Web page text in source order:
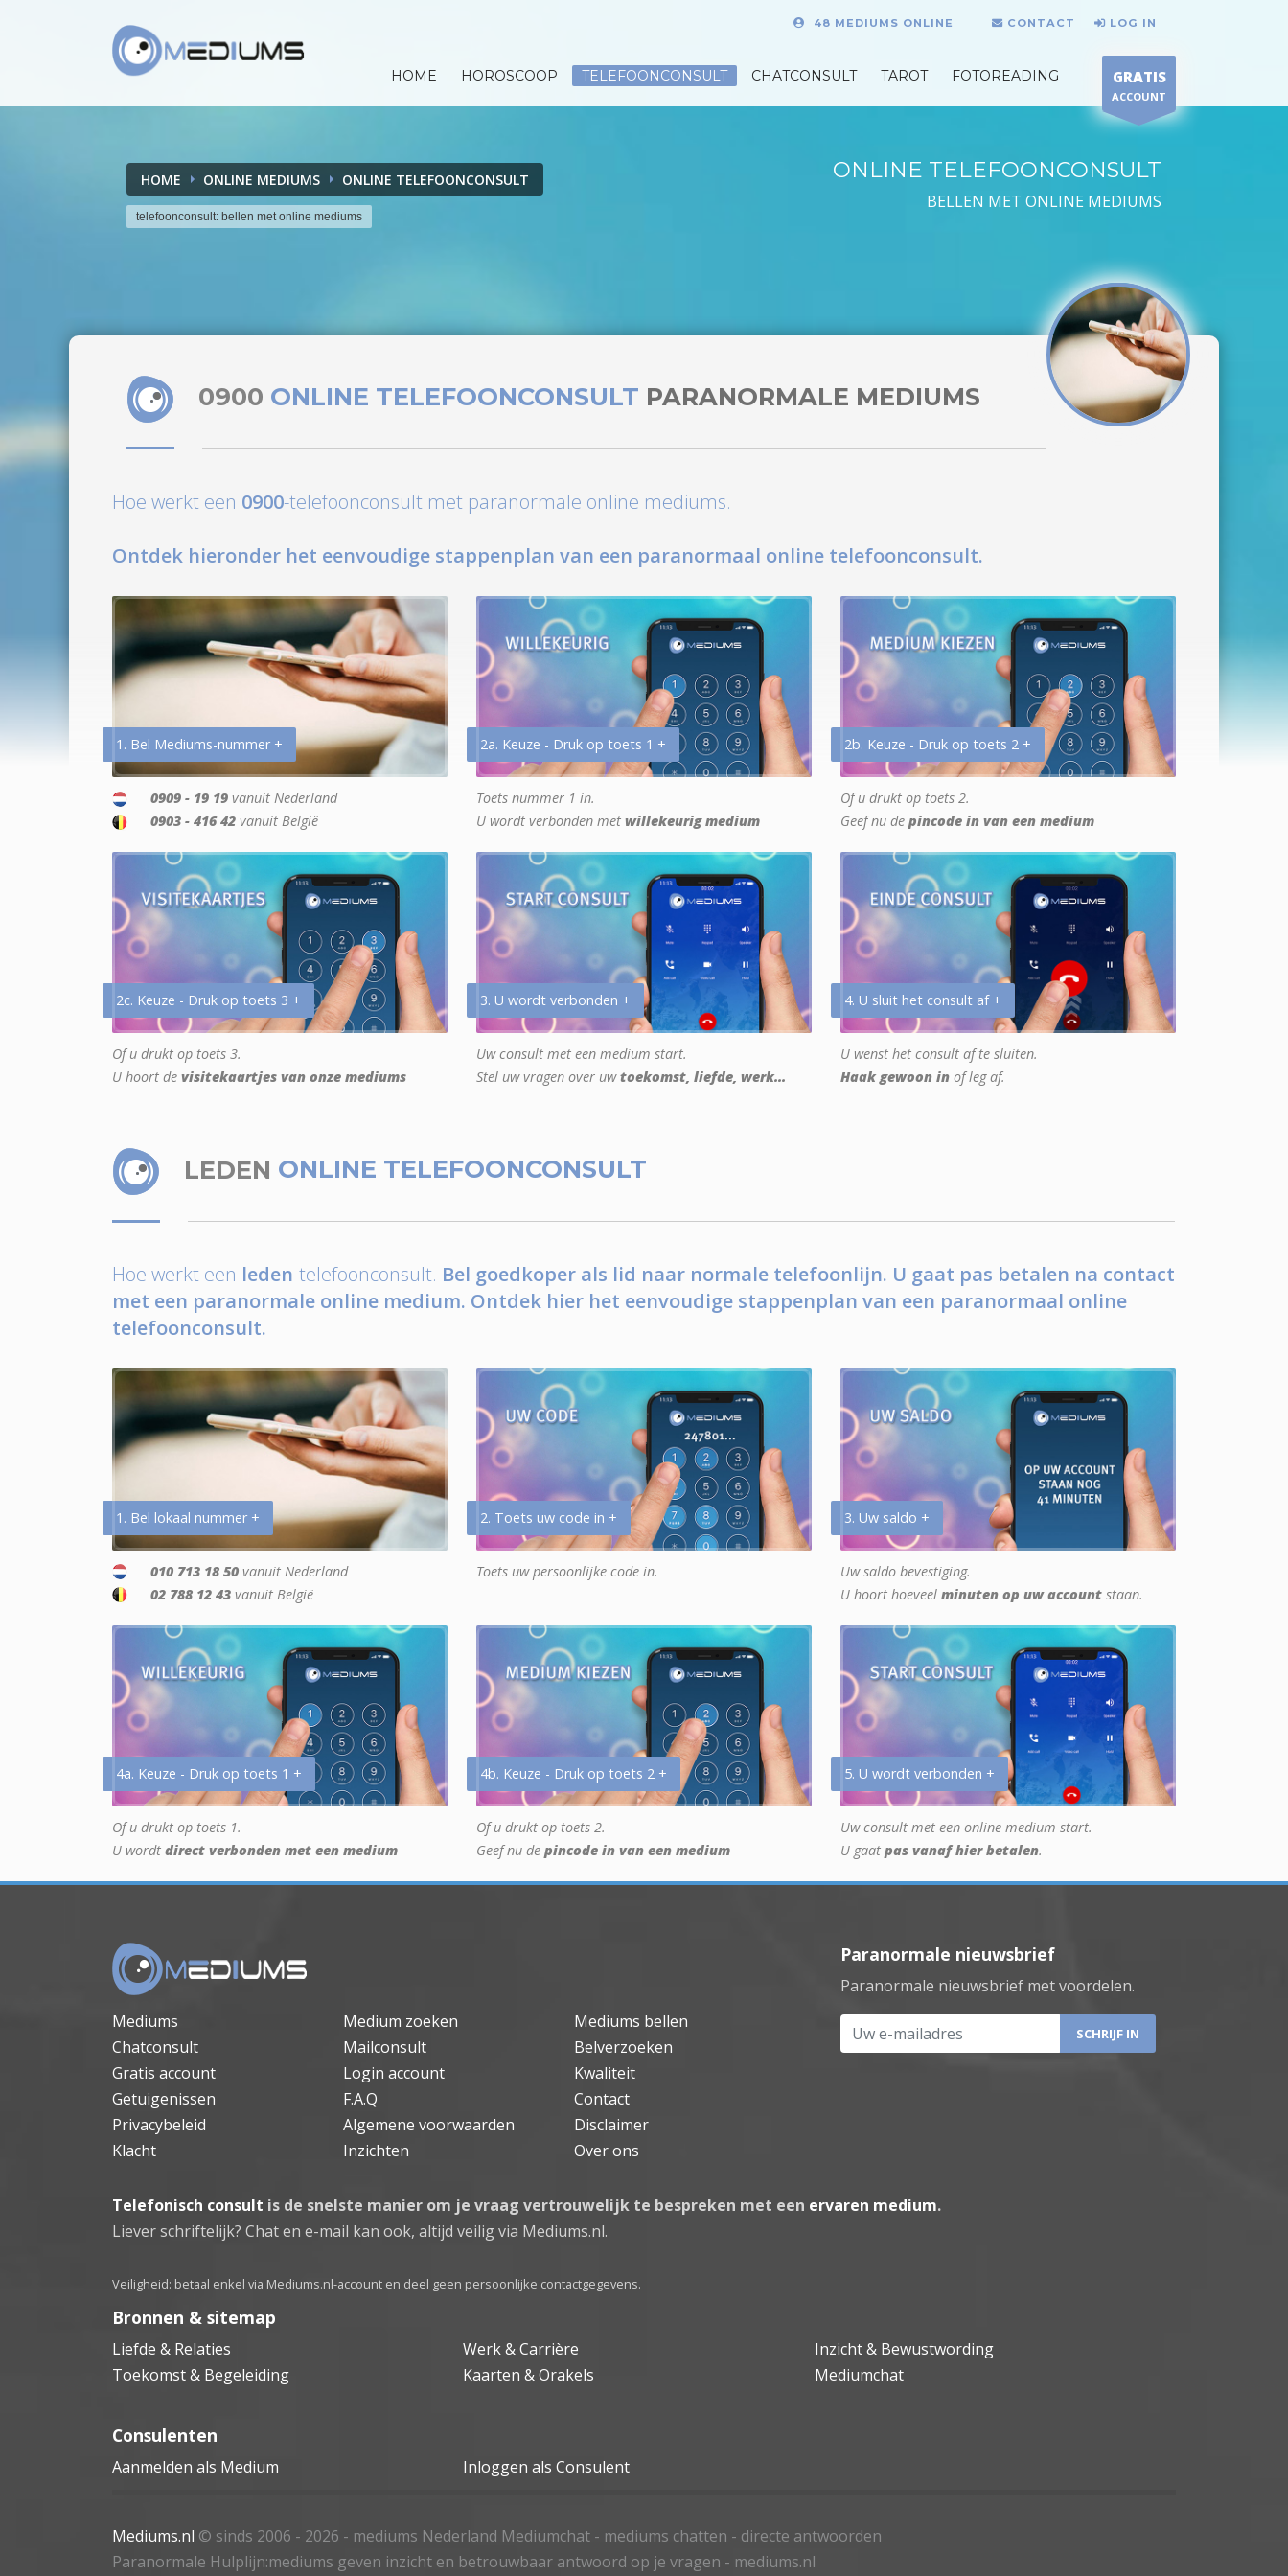
48 MEDIUMS ONLINE CONTACT LOG IN
HOME HOROSCOOP TELEFOONCONSULT CHATCONSULT TAROT FOTOREADING GRATIS
ACCOUNT
HOME ONLINE MEDIUMS ONLINE TELEFOONCONSULT
telefoonconsult: bellen met online mediums
ONLINE TELEFOONCONSULT
BELLEN MET ONLINE MEDIUMS
0900 ONLINE TELEFOONCONSULT PARANORMALE MEDIUMS
Hoe werkt een 0900-telefoonconsult met paranormale online mediums.
Ontdek hieronder het eenvoudige stappenplan van een paranormaal online telefoonconsult.
1. Bel Mediums-nummer +
0909 - 19 19 vanuit Nederland
0903 - 416 42 vanuit België
2a. Keuze - Druk op toets 1 +
Toets nummer 1 in.
U wordt verbonden met willekeurig medium
2b. Keuze - Druk op toets 2 +
Of u drukt op toets 2.
Geef nu de pincode in van een medium
2c. Keuze - Druk op toets 3 +
Of u drukt op toets 3.
U hoort de visitekaartjes van onze mediums
3. U wordt verbonden +
Uw consult met een medium start.
Stel uw vragen over uwtoekomst, liefde, werk...
4. U sluit het consult af +
U wenst het consult af te sluiten.
Haak gewoon in of leg af.
LEDEN ONLINE TELEFOONCONSULT
Hoe werkt een leden-telefoonconsult. Bel goedkoper als lid naar normale telefoonlijn. U gaat pas betalen na contact
met een paranormale online medium. Ontdek hier het eenvoudige stappenplan van een paranormaal online
telefoonconsult.
1. Bel lokaal nummer +
010 713 18 50 vanuit Nederland
02 788 12 43 vanuit België
2. Toets uw code in +
Toets uw persoonlijke code in.
3. Uw saldo +
Uw saldo bevestiging.
U hoort hoeveel minuten op uw account staan.
4a. Keuze - Druk op toets 1 +
Of u drukt op toets 1.
U wordt direct verbonden met een medium
4b. Keuze - Druk op toets 2 +
Of u drukt op toets 2.
Geef nu de pincode in van een medium
5. U wordt verbonden +
Uw consult met een online medium start.
U gaat pas vanaf hier betalen.
Mediums Medium zoeken
Mediums bellen
Chatconsult
Mailconsult
Belverzoeken
Gratis account
Login account
Kwaliteit
Getuigenissen
F.A.Q
Contact
Privacybeleid
Algemene voorwaarden
Disclaimer
Klacht
Inzichten Over ons
Paranormale nieuwsbrief
Paranormale nieuwsbrief met voordelen.
Uw e-mailadres
Telefonisch consult is de snelste manier om je vraag vertrouwelijk te bespreken met een ervaren medium.
Liever schriftelijk? Chat en e-mail kan ook, altijd veilig via Mediums.nl.
Veiligheid: betaal enkel via Mediums.nl-account en deel geen persoonlijke contactgegevens.
Bronnen & sitemap
Liefde & Relaties Werk & Carrière
Inzicht & Bewustwording
Toekomst & Begeleiding
Kaarten & Orakels Mediumchat
Consulenten
Aanmelden als Medium Inloggen als Consulent
Mediums.nl © sinds 2006 - 2026 - mediums Nederland Mediumchat - mediums chatten - directe antwoorden
Paranormale Hulplijn:mediums geven inzicht en betrouwbaar antwoord op je vragen - mediums.nl